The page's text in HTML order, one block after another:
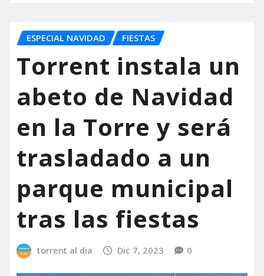
ESPECIAL NAVIDAD FIESTAS
Torrent instala un
abeto de Navidad
en la Torre y será
trasladado a un
parque municipal
tras las fiestas
torrent al dia Dic 7, 2023 0